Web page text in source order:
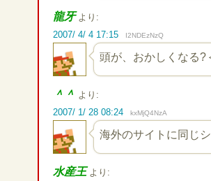
龍牙 より:
2007/ 4/ 4 17:15
I2NDEzNzQ
頭が、おかしくなる?
＾＾ より:
2007/ 1/ 28 08:24
kxMjQ4NzA
海外のサイトに同じ
水産王 より: